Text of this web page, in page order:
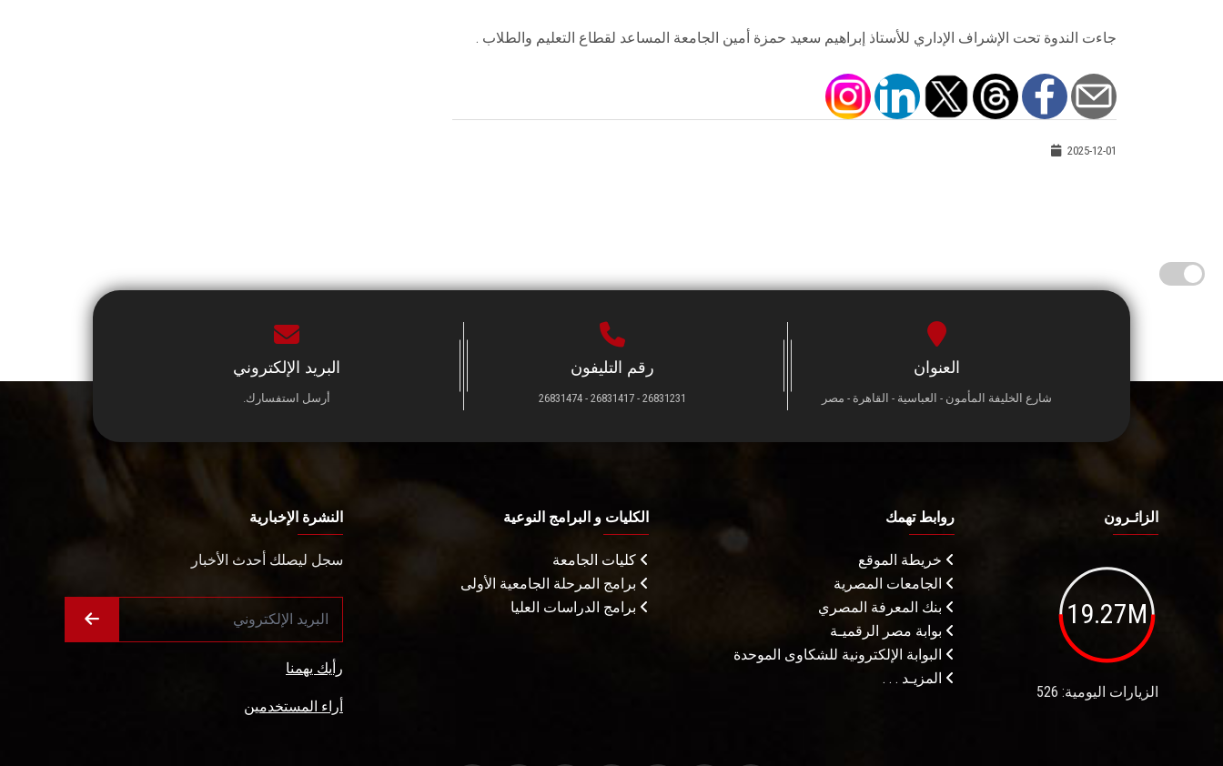
جاءت الندوة تحت الإشراف الإداري للأستاذ إبراهيم سعيد حمزة أمين الجامعة المساعد لقطاع التعليم والطلاب .
2025-12-01
العنوان
شارع الخليفة المأمون - العباسية - القاهرة - مصر
رقم التليفون
26831231 - 26831417 - 26831474
البريد الإلكتروني
أرسل استفسارك.
الزائـرون
19.27M
الزيارات اليومية: 526
روابط تهمك
خريطة الموقع
الجامعات المصرية
بنك المعرفة المصري
بوابة مصر الرقميـة
البوابة الإلكترونية للشكاوى الموحدة
المزيـد . . .
الكليات و البرامج النوعية
كليات الجامعة
برامج المرحلة الجامعية الأولى
برامج الدراسات العليا
النشرة الإخبارية
سجل ليصلك أحدث الأخبار
رأيك يهمنا
أراء المستخدمين